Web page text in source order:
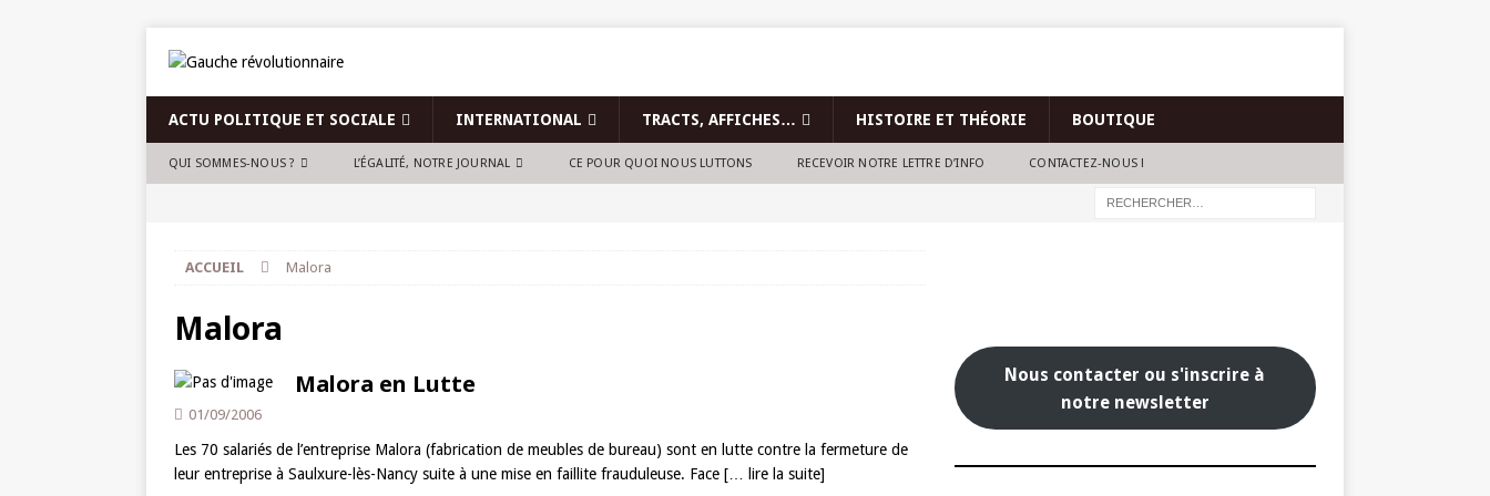
ACTU POLITIQUE ET SOCIALE INTERNATIONAL TRACTS, AFFICHES… HISTOIRE ET THÉORIE BOUTIQUE
QUI SOMMES-NOUS ? L’ÉGALITÉ, NOTRE JOURNAL CE POUR QUOI NOUS LUTTONS RECEVOIR NOTRE LETTRE D’INFO CONTACTEZ-NOUS !
ACCUEIL Malora
Malora
Malora en Lutte
01/09/2006
Les 70 salariés de l’entreprise Malora (fabrication de meubles de bureau) sont en lutte contre la fermeture de
leur entreprise à Saulxure-lès-Nancy suite à une mise en faillite frauduleuse. Face [… lire la suite]
Nous contacter ou s'inscrire à
notre newsletter